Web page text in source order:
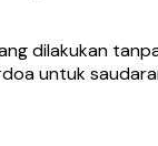
dilakukan
untuk